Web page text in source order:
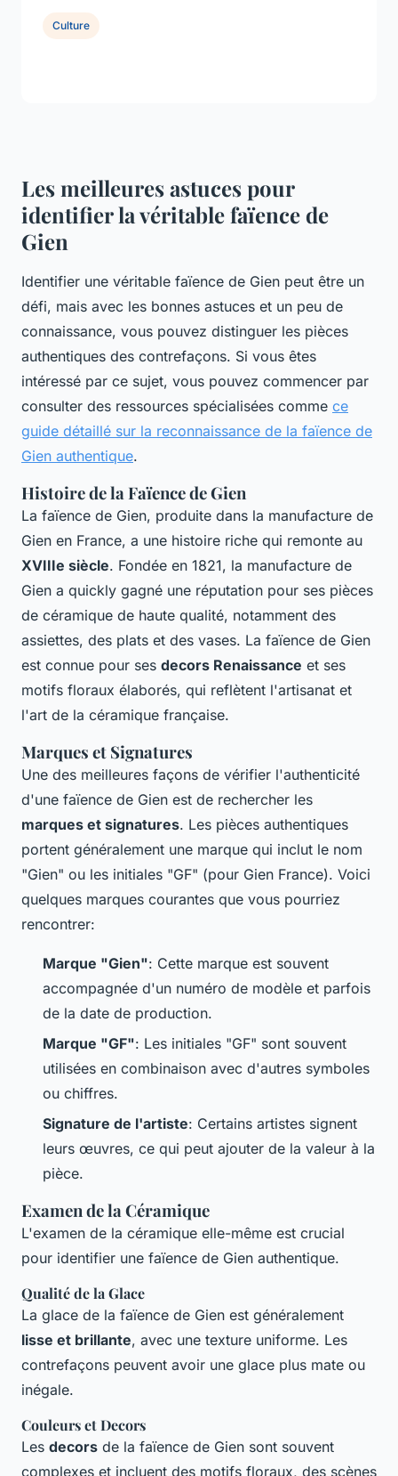
Les meilleures astuces pour
identifier la véritable faïence de
Gien
Identifier une véritable faïence de Gien peut être un
défi, mais avec les bonnes astuces et un peu de
connaissance, vous pouvez distinguer les pièces
authentiques des contrefaçons. Si vous êtes
intéressé par ce sujet, vous pouvez commencer par
consulter des ressources spécialisées comme ce
guide détaillé sur la reconnaissance de la faïence de
Gien authentique.
Histoire de la Faïence de Gien
La faïence de Gien, produite dans la manufacture de
Gien en France, a une histoire riche qui remonte au
XVIIIe siècle. Fondée en 1821, la manufacture de
Gien a quickly gagné une réputation pour ses pièces
de céramique de haute qualité, notamment des
assiettes, des plats et des vases. La faïence de Gien
est connue pour ses decors Renaissance et ses
motifs floraux élaborés, qui reflètent l'artisanat et
l'art de la céramique française.
Marques et Signatures
Une des meilleures façons de vérifier l'authenticité
d'une faïence de Gien est de rechercher les
marques et signatures. Les pièces authentiques
portent généralement une marque qui inclut le nom
"Gien" ou les initiales "GF" (pour Gien France). Voici
quelques marques courantes que vous pourriez
rencontrer:
Marque "Gien": Cette marque est souvent
accompagnée d'un numéro de modèle et parfois
de la date de production.
Marque "GF": Les initiales "GF" sont souvent
utilisées en combinaison avec d'autres symboles
ou chiffres.
Signature de l'artiste: Certains artistes signent
leurs œuvres, ce qui peut ajouter de la valeur à la
pièce.
Examen de la Céramique
L'examen de la céramique elle-même est crucial
pour identifier une faïence de Gien authentique.
Qualité de la Glace
La glace de la faïence de Gien est généralement
lisse et brillante, avec une texture uniforme. Les
contrefaçons peuvent avoir une glace plus mate ou
inégale.
Couleurs et Decors
Les decors de la faïence de Gien sont souvent
complexes et incluent des motifs floraux, des scènes
Culture